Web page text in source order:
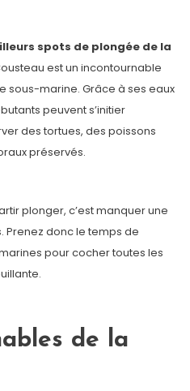
spots de plongée de la
est un incontournable
sous-marine. Grâce à ses eaux
peuvent s’initier
des tortues, des poissons
préservés.
plonger, c’est manquer une
donc le temps de
pour cocher toutes les
de la